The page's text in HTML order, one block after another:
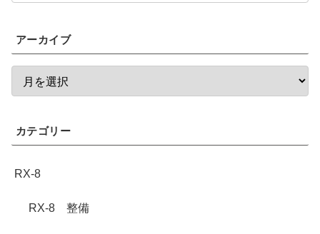
アーカイブ
カテゴリー
RX-8
RX-8 整備